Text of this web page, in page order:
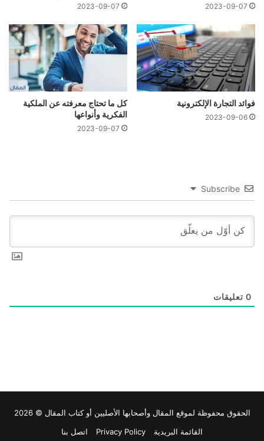
2023-09-07
2023-09-07
فوائد التجارة الإلكترونية
2023-09-06
كل ما تحتاج معرفته عن الملكية
الفكرية وأنواعها
2023-09-07
Subscribe
0 تعليقات
الحقوق محفوظة لموقع المقال وأصحابها الأصليين أو كتاب المقال © 2026
القائمة البريدية
Privacy Policy اتصل بنا